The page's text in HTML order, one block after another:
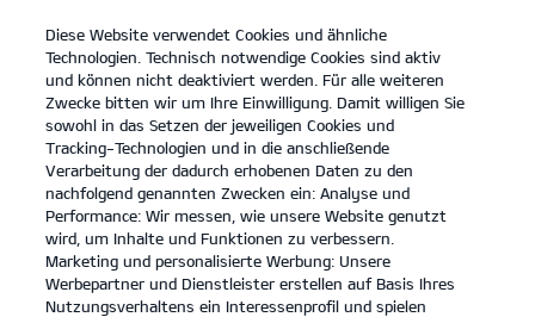
open
menu
KONTAKT
... ANLEITUNGEN
ANLEITUNGEN
Diese Website verwendet Cookies und ähnliche
Technologien. Technisch notwendige Cookies sind aktiv
und können nicht deaktiviert werden. Für alle weiteren
Zwecke bitten wir um Ihre Einwilligung. Damit willigen Sie
sowohl in das Setzen der jeweiligen Cookies und
Tracking-Technologien und in die anschließende
Verarbeitung der dadurch erhobenen Daten zu den
nachfolgend genannten Zwecken ein: Analyse und
Performance: Wir messen, wie unsere Website genutzt
wird, um Inhalte und Funktionen zu verbessern.
Marketing und personalisierte Werbung: Unsere
Werbepartner und Dienstleister erstellen auf Basis Ihres
Nutzungsverhaltens ein Interessenprofil und spielen